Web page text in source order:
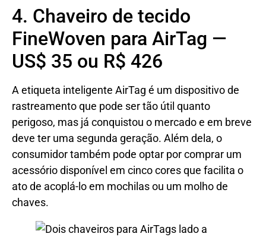
4. Chaveiro de tecido
FineWoven para AirTag —
US$ 35 ou R$ 426
A etiqueta inteligente AirTag é um dispositivo de
rastreamento que pode ser tão útil quanto
perigoso, mas já conquistou o mercado e em breve
deve ter uma segunda geração. Além dela, o
consumidor também pode optar por comprar um
acessório disponível em cinco cores que facilita o
ato de acoplá-lo em mochilas ou um molho de
chaves.